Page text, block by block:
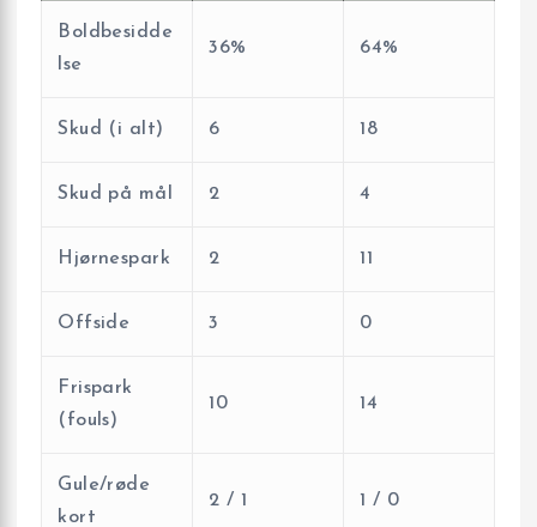
Boldbesidde
lse
36% 64%
Skud (i alt) 6 18
Skud på mål 2 4
Hjørnespark 2 11
Offside 3 0
Frispark
(fouls)
10 14
Gule/røde
kort
2 / 1 1 / 0